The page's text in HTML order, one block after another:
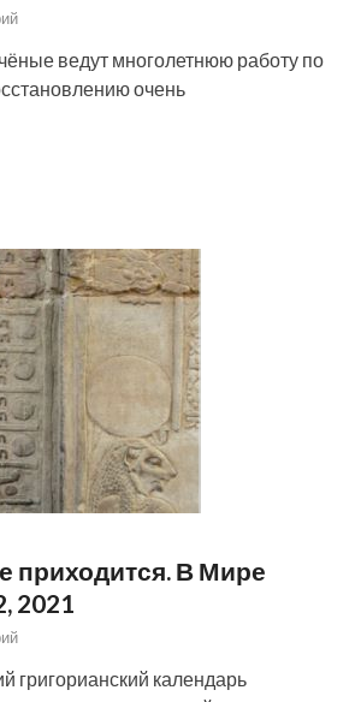
ведут многолетнюю работу по
очень
приходится. В Мире
2021
григорианский календарь